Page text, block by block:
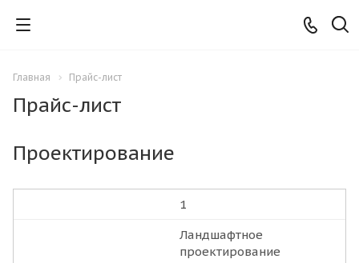
Главная Прайс-лист
Прайс-лист
Проектирование
1
Ландшафтное
проектирование